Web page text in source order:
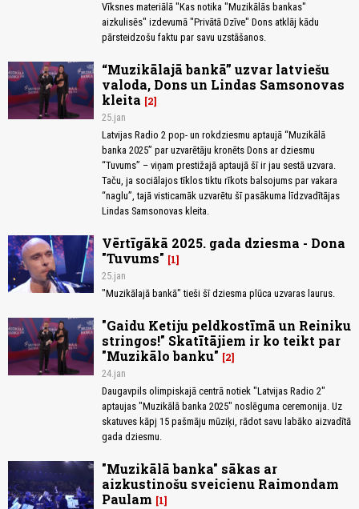
Vīksnes materiālā "Kas notika "Muzikālās bankas"
aizkulisēs" izdevumā "Privātā Dzīve" Dons atklāj kādu
pārsteidzošu faktu par savu uzstāšanos.
“Muzikālajā bankā” uzvar latviešu
valoda, Dons un Lindas Samsonovas
kleita
2
25.jan
Latvijas Radio 2 pop- un rokdziesmu aptaujā “Muzikālā
banka 2025” par uzvarētāju kronēts Dons ar dziesmu
“Tuvums” – viņam prestižajā aptaujā šī ir jau sestā uzvara.
Taču, ja sociālajos tīklos tiktu rīkots balsojums par vakara
“naglu”, tajā visticamāk uzvarētu šī pasākuma līdzvadītājas
Lindas Samsonovas kleita.
Vērtīgākā 2025. gada dziesma - Dona
"Tuvums"
1
25.jan
"Muzikālajā bankā" tieši šī dziesma plūca uzvaras laurus.
"Gaidu Ketiju peldkostīmā un Reiniku
stringos!" Skatītājiem ir ko teikt par
"Muzikālo banku"
2
24.jan
Daugavpils olimpiskajā centrā notiek "Latvijas Radio 2"
aptaujas "Muzikālā banka 2025" noslēguma ceremonija. Uz
skatuves kāpj 15 pašmāju mūziķi, rādot savu labāko aizvadītā
gada dziesmu.
"Muzikālā banka" sākas ar
aizkustinošu sveicienu Raimondam
Paulam
1